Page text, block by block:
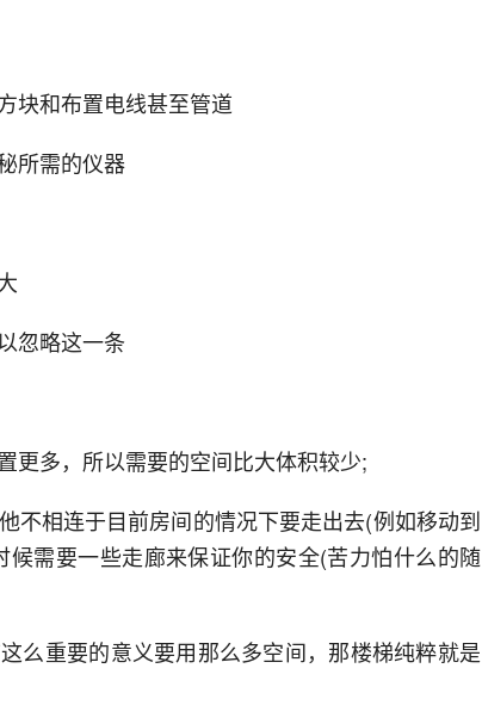
块和布置电线甚至管道
所需的仪器
忽略这一条
更多，所以需要的空间比大体积较少;
不相连于目前房间的情况下要走出去(例如移动到
需要一些走廊来保证你的安全(苦力怕什么的随
么重要的意义要用那么多空间，那楼梯纯粹就是